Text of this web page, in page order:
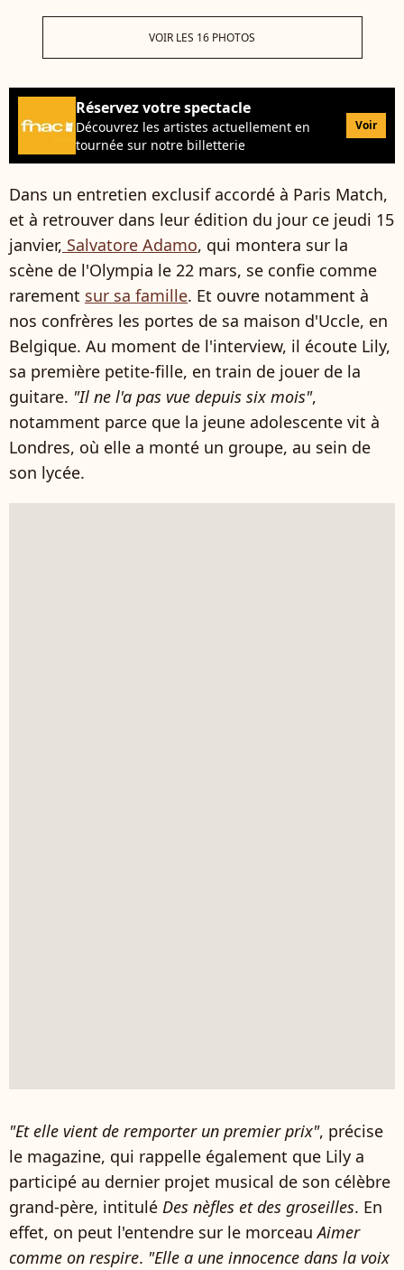
VOIR LES 16 PHOTOS
Réservez votre spectacle
Découvrez les artistes actuellement en
tournée sur notre billetterie
Voir
Dans un entretien exclusif accordé à Paris Match,
et à retrouver dans leur édition du jour ce jeudi 15
janvier, Salvatore Adamo, qui montera sur la
scène de l'Olympia le 22 mars, se confie comme
rarement sur sa famille. Et ouvre notamment à
nos confrères les portes de sa maison d'Uccle, en
Belgique. Au moment de l'interview, il écoute Lily,
sa première petite-fille, en train de jouer de la
guitare. "Il ne l'a pas vue depuis six mois",
notamment parce que la jeune adolescente vit à
Londres, où elle a monté un groupe, au sein de
son lycée.
"Et elle vient de remporter un premier prix", précise
le magazine, qui rappelle également que Lily a
participé au dernier projet musical de son célèbre
grand-père, intitulé Des nèfles et des groseilles. En
effet, on peut l'entendre sur le morceau Aimer
comme on respire. "Elle a une innocence dans la voix